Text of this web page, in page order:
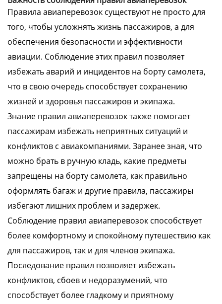
Правила авиаперевозок существуют не просто для
того, чтобы усложнять жизнь пассажиров, а для
обеспечения безопасности и эффективности
авиации. Соблюдение этих правил позволяет
избежать аварий и инцидентов на борту самолета,
что в свою очередь способствует сохранению
жизней и здоровья пассажиров и экипажа.
Знание правил авиаперевозок также помогает
пассажирам избежать неприятных ситуаций и
конфликтов с авиакомпаниями. Заранее зная, что
можно брать в ручную кладь, какие предметы
запрещены на борту самолета, как правильно
оформлять багаж и другие правила, пассажиры
избегают лишних проблем и задержек.
Соблюдение правил авиаперевозок способствует
более комфортному и спокойному путешествию как
для пассажиров, так и для членов экипажа.
Последование правил позволяет избежать
конфликтов, сбоев и недоразумений, что
способствует более гладкому и приятному